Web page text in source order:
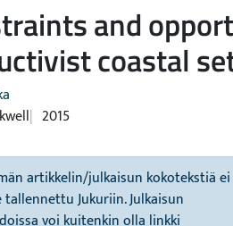
and
coastal
2015
artikkelin/julkaisun kokotekstiä ei
tallennettu Jukuriin. Julkaisun
voi kuitenkin olla linkki